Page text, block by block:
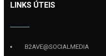
LINKS ÚTEIS
B2AVE@SOCIALMEDIA